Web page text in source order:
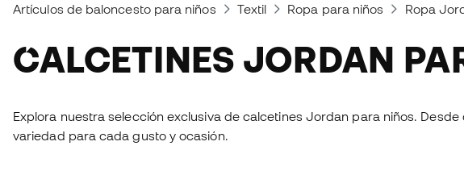
Artículos de baloncesto para niños Textil Ropa para niños Ropa
CALCETINES JORDAN
Explora nuestra selección exclusiva de calcetines Jordan para niños.
variedad para cada gusto y ocasión.